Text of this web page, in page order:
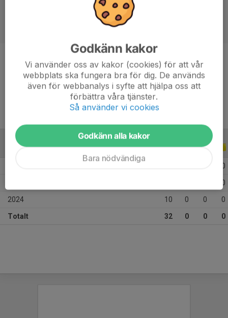
Position
-
Ålder
13 år
ALLA SERIER ALLA ÅR
0
0
2024 10 0 0 0
Totalt 32 0 0 0
Godkänn kakor
Vi använder oss av kakor (cookies) för att vår
webbplats ska fungera bra för dig. De används
även för webbanalys i syfte att hjälpa oss att
förbättra våra tjänster.
Så använder vi cookies
Godkänn alla kakor
Bara nödvändiga